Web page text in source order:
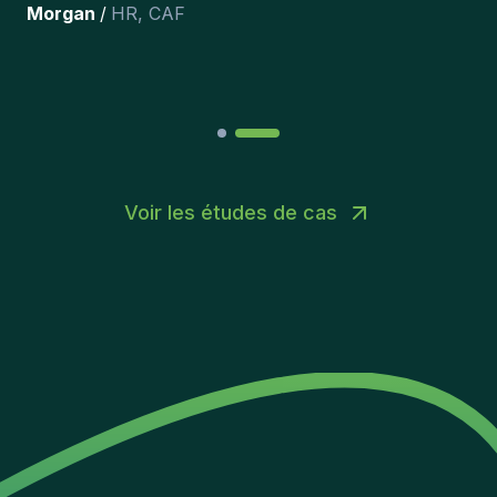
Voir les études de cas